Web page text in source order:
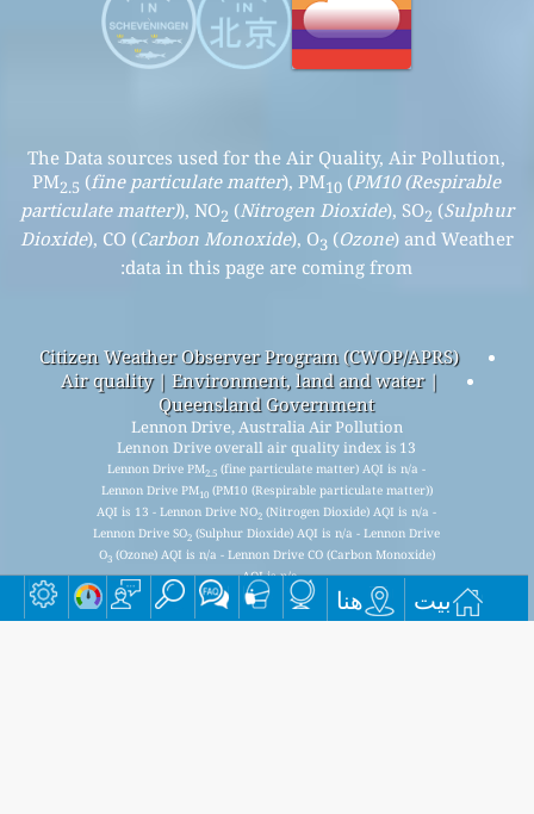
بيت هنا
The Data sources used for the Air Quality, Air Pollution,
PM2.5(fine particulate matter), PM10(PM10 (Respirable
particulate matter)), NO2 (Nitrogen Dioxide), SO2 (Sulphur
Dioxide), CO (Carbon Monoxide), O3 (Ozone ) and Weather
data in this page are coming from:
Citizen Weather Observer Program (CWOP/APRS)
Air quality | Environment, land and water |
Queensland Government
Lennon Drive, Australia Air Pollution
Lennon Drive overall air quality index is 13
Lennon Drive PM2.5(fine particulate matter) AQI is n/a -
Lennon Drive PM10(PM10 (Respirable particulate matter))
AQI is 13 - Lennon Drive NO 2(Nitrogen Dioxide) AQI is n/a -
Lennon Drive SO 2(Sulphur Dioxide) AQI is n/a - Lennon Drive
O 3(Ozone) AQI is n/a - Lennon Drive CO (Carbon Monoxide)
AQI is n/a -